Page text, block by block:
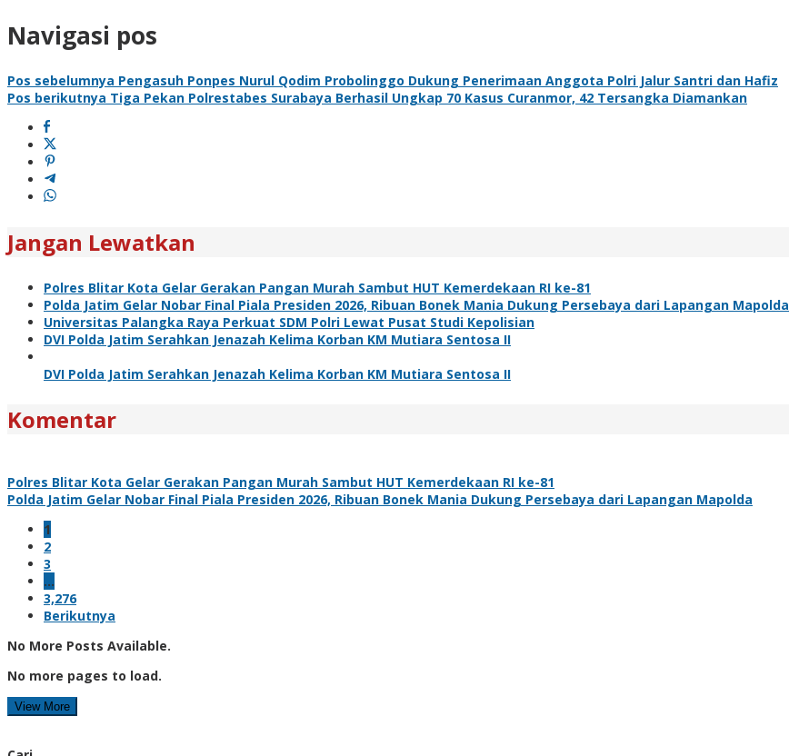
Navigasi pos
Pos sebelumnya Pengasuh Ponpes Nurul Qodim Probolinggo Dukung Penerimaan Anggota Polri Jalur Santri dan Hafiz
Pos berikutnya Tiga Pekan Polrestabes Surabaya Berhasil Ungkap 70 Kasus Curanmor, 42 Tersangka Diamankan
Jangan Lewatkan
Polres Blitar Kota Gelar Gerakan Pangan Murah Sambut HUT Kemerdekaan RI ke-81
Polda Jatim Gelar Nobar Final Piala Presiden 2026, Ribuan Bonek Mania Dukung Persebaya dari Lapangan Mapolda
Universitas Palangka Raya Perkuat SDM Polri Lewat Pusat Studi Kepolisian
DVI Polda Jatim Serahkan Jenazah Kelima Korban KM Mutiara Sentosa II
DVI Polda Jatim Serahkan Jenazah Kelima Korban KM Mutiara Sentosa II
Komentar
Polres Blitar Kota Gelar Gerakan Pangan Murah Sambut HUT Kemerdekaan RI ke-81
Polda Jatim Gelar Nobar Final Piala Presiden 2026, Ribuan Bonek Mania Dukung Persebaya dari Lapangan Mapolda
1
2
3
…
3,276
Berikutnya
No More Posts Available.
No more pages to load.
View More